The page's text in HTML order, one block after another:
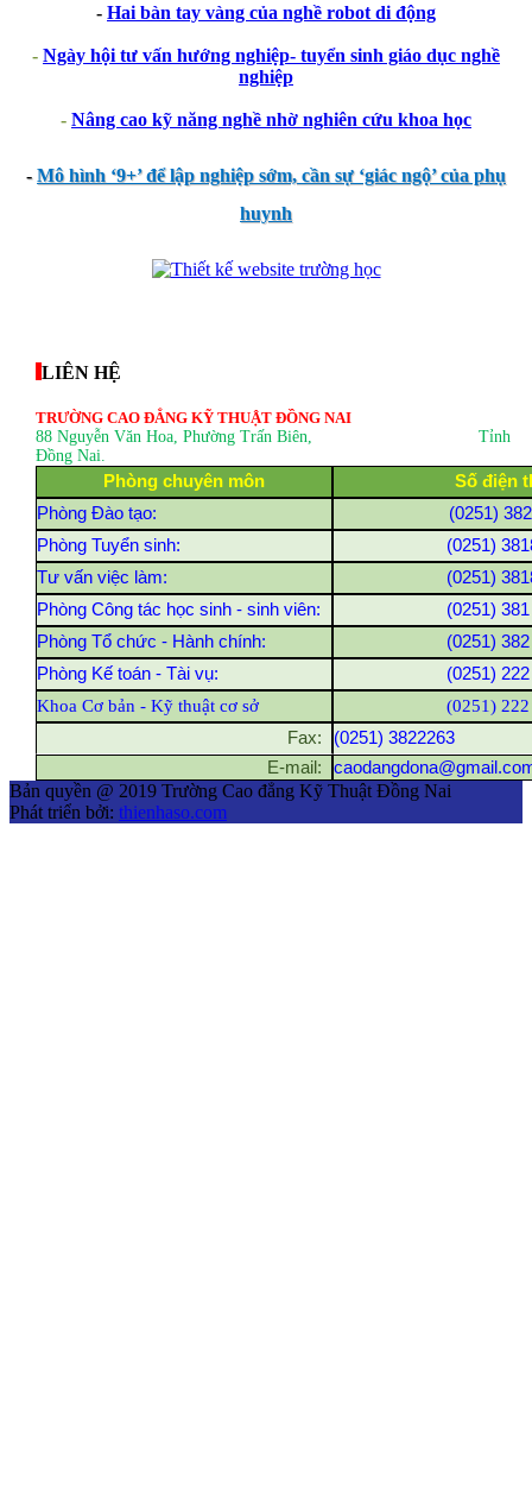
- Hai bàn tay vàng của nghề robot di động
- Ngày hội tư vấn hướng nghiệp- tuyển sinh giáo dục nghề
nghiệp
- Nâng cao kỹ năng nghề nhờ nghiên cứu khoa học
-Mô hình ‘9+’ để lập nghiệp sớm, cần sự ‘giác ngộ’ của phụ
huynh
LIÊN HỆ
TRƯỜNG CAO ĐẲNG KỸ THUẬT ĐỒNG NAI
88 Nguyễn Văn Hoa, Phường Trấn Biên, Tỉnh
Đồng Nai.
Phòng chuyên môn
Số điện
Phòng Đào tạo:
(0251)
Phòng Tuyển sinh:
(0251)
Tư vấn việc làm:
(0251)
Phòng Công tác học sinh - sinh viên:
(0251)
Phòng Tổ chức - Hành chính:
(0251)
Phòng Kế toán - Tài vụ:
(0251)
Khoa Cơ bản - Kỹ thuật cơ sở
(0251)
Fax:
(0251) 3822263
E-mail:
Bản quyền @ 2019 Trường Cao đẳng Kỹ Thuật Đồng Nai
Phát triển bởi: thienhaso.com